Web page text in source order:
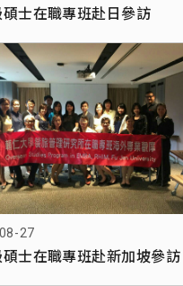
士在職專班赴日參訪
27
士在職專班赴新加坡參訪